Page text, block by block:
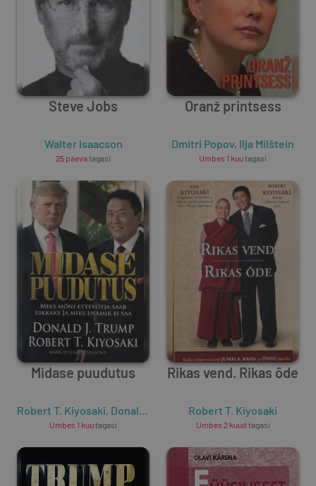
Steve Jobs
Walter Isaacson
25 päevatagasi
Oranž printsess
Dmitri Popov, Ilja Milštein
Umbes 1 kuutagasi
Midase puudutus
Robert T. Kiyosaki, Donald J. Trump
Umbes 1 kuutagasi
Rikas vend. Rikas õde
Robert T. Kiyosaki
Umbes 2 kuud tagasi